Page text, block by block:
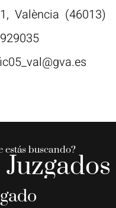
València (46013)
estás buscando?